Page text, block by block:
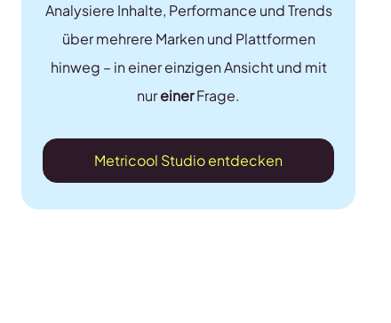
Analysiere Inhalte, Performance und Trends
über mehrere Marken und Plattformen
hinweg – in einer einzigen Ansicht und mit
nureinerFrage.
Metricool Studio entdecken